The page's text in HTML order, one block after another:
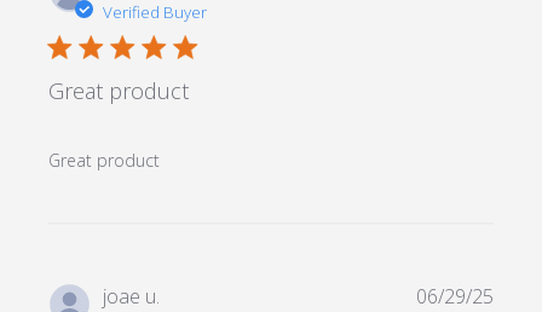
Verified Buyer
5 star rating
Great product
Great product
joae u. 06/29/25